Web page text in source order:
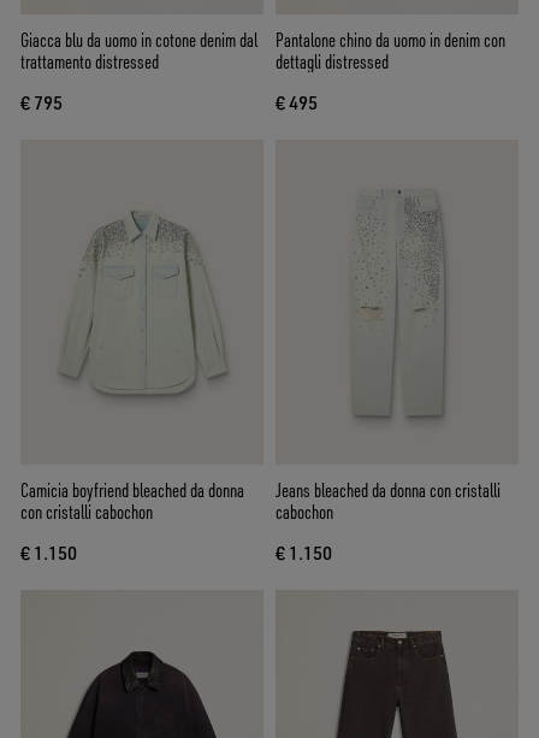
Giacca blu da uomo in cotone denim dal
trattamento distressed
€ 795
Pantalone chino da uomo in denim con
dettagli distressed
€ 495
Camicia boyfriend bleached da donna
con cristalli cabochon
€ 1.150
Jeans bleached da donna con cristalli
cabochon
€ 1.150